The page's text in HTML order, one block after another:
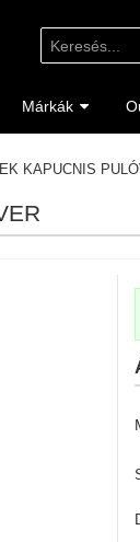
Márkák
KAPUCNIS